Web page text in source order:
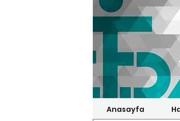
Anasayfa